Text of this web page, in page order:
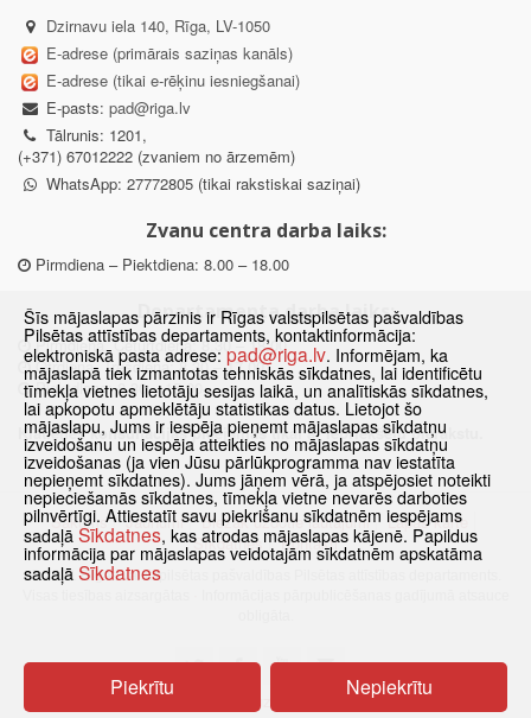
Dzirnavu iela 140, Rīga, LV-1050
E-adrese (primārais saziņas kanāls)
E-adrese (tikai e-rēķinu iesniegšanai)
E-pasts: pad@riga.lv
Tālrunis: 1201,
(+371) 67012222 (zvaniem no ārzemēm)
WhatsApp: 27772805 (tikai rakstiskai saziņai)
Zvanu centra darba laiks:
Pirmdiena – Piektdiena: 8.00 – 18.00
Departamenta darba laiks:
Pirmdiena, Ceturtdiena: 8.30 – 18.00
Otrdiena, Trešdiena: 8.30 – 17.00
Piektdiena: 8.30 – 15.00
Klātienes konsultācijas pieejamas tikai ar iepriekšēju pierakstu.
Sākums Jaunumi Biežāk uzdotie jautājumi
Lapas karte
Sīkdatnes
Kontakti
© 2021 Rīgas valstspilsētas pašvaldības Pilsētas attīstības departaments.
Pārslēgties uz www versiju
Šīs mājaslapas pārzinis ir Rīgas valstspilsētas pašvaldības
Pilsētas attīstības departaments, kontaktinformācija:
elektroniskā pasta adrese: pad@riga.lv. Informējam, ka
mājaslapā tiek izmantotas tehniskās sīkdatnes, lai identificētu
tīmekļa vietnes lietotāju sesijas laikā, un analītiskās sīkdatnes,
lai apkopotu apmeklētāju statistikas datus. Lietojot šo
mājaslapu, Jums ir iespēja pieņemt mājaslapas sīkdatņu
izveidošanu un iespēja atteikties no mājaslapas sīkdatņu
izveidošanas (ja vien Jūsu pārlūkprogramma nav iestatīta
nepieņemt sīkdatnes). Jums jāņem vērā, ja atspējosiet noteikti
nepieciešamās sīkdatnes, tīmekļa vietne nevarēs darboties
pilnvērtīgi. Attiestatīt savu piekrišanu sīkdatnēm iespējams
sadaļā Sīkdatnes, kas atrodas mājaslapas kājenē. Papildus
informācija par mājaslapas veidotajām sīkdatnēm apskatāma
sadaļā Sīkdatnes
Piekrītu Nepiekrītu